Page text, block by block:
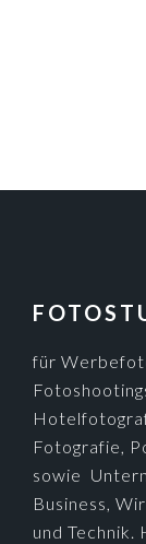
FOOTER
für
Fotografie,
sowie
Business,
und